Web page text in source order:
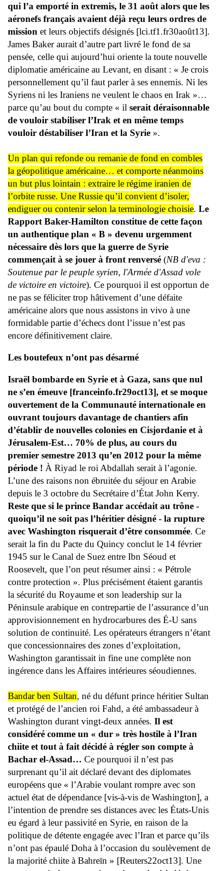
qui l’a emporté in extremis, le 31 août alors que les
aéronefs français avaient déjà reçu leurs ordres de
mission et leurs objectifs désignés [lci.tf1.fr30août13].
James Baker aurait d’autre part livré le fond de sa
pensée, celle qui aujourd’hui oriente la toute nouvelle
diplomatie américaine au Levant, en disant : « Je crois
personnellement qu’il faut parler à ses ennemis. Ni les
Syriens ni les Iraniens ne veulent le chaos en Irak »…
parce qu’au bout du compte « il serait déraisonnable
de vouloir stabiliser l’Irak et en même temps
vouloir déstabiliser l’Iran et la Syrie ».
Un plan qui refonde ou remanie de fond en combles
la géopolitique américaine… et comporte néanmoins
un but plus lointain : extraire le régime iranien de
l’orbite russe. Une Russie qu’il convient d’isoler,
endiguer ou contenir selon la terminologie choisie. Le
Rapport Baker-Hamilton constitue de cette façon
un authentique plan « B » devenu urgemment
nécessaire dès lors que la guerre de Syrie
commençait à se jouer à front renversé (NB d'eva :
Soutenue par le peuple syrien, l'Armée d'Assad vole
de victoire en victoire). Ce pourquoi il est opportun de
ne pas se féliciter trop hâtivement d’une défaite
américaine alors que nous assistons in vivo à une
formidable partie d’échecs dont l’issue n’est pas
encore définitivement claire.
Les boutefeux n’ont pas désarmé
Israël bombarde en Syrie et à Gaza, sans que nul
ne s’en émeuve [franceinfo.fr29oct13], et se moque
ouvertement de la Communauté internationale en
ouvrant toujours davantage de chantiers afin
d’établir de nouvelles colonies en Cisjordanie et à
Jérusalem-Est… 70% de plus, au cours du
premier semestre 2013 qu’en 2012 pour la même
période ! À Riyad le roi Abdallah serait à l’agonie.
L’une des raisons non ébruitée du séjour en Arabie
depuis le 3 octobre du Secrétaire d’État John Kerry.
Reste que si le prince Bandar accédait au trône -
quoiqu’il ne soit pas l’héritier désigné - la rupture
avec Washington risquerait d’être consommée. Ce
serait la fin du Pacte du Quincy conclut le 14 février
1945 sur le Canal de Suez entre Ibn Séoud et
Roosevelt, que l’on peut résumer ainsi : « Pétrole
contre protection ». Plus précisément étaient garantis
la sécurité du Royaume et son leadership sur la
Péninsule arabique en contrepartie de l’assurance d’un
approvisionnement en hydrocarbures des É-U sans
solution de continuité. Les opérateurs étrangers n’étant
que concessionnaires des zones d’exploitation,
Washington garantissait in fine une complète non
ingérence dans les Affaires intérieures séoudiennes.
Bandar ben Sultan, né du défunt prince héritier Sultan
et protégé de l’ancien roi Fahd, a été ambassadeur à
Washington durant vingt-deux années. Il est
considéré comme un « dur » très hostile à l’Iran
chiite et tout à fait décidé à régler son compte à
Bachar el-Assad… Ce pourquoi il n’est pas
surprenant qu’il ait déclaré devant des diplomates
européens que « l’Arabie voulant rompre avec son
actuel état de dépendance [vis-à-vis de Washington], a
l’intention de prendre ses distances avec les États-Unis
eu égard à leur passivité en Syrie, en raison de la
politique de détente engagée avec l’Iran et parce qu’ils
n’ont pas épaulé Doha à l’occasion du soulèvement de
la majorité chiite à Bahreïn » [Reuters22oct13]. Une